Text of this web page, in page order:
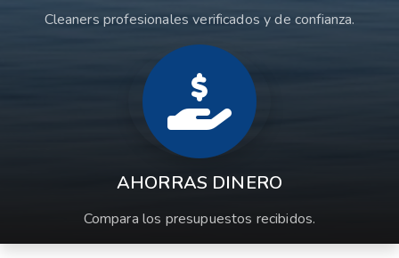
Cleaners profesionales verificados y de confianza.
AHORRAS DINERO
Compara los presupuestos recibidos.